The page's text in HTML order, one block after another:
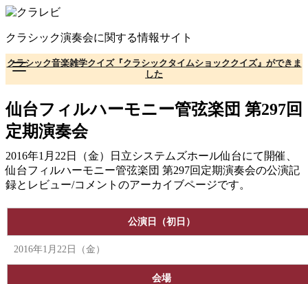
コ
テ
ン
ツ
へ
動
クラシック演奏会に関する情報サイト
クラシック音楽雑学クイズ『クラシックタイムショッククイズ』ができま
した
仙台フィルハーモニー管弦楽団 第297回
定期演奏会
2016年1月22日（金）日立システムズホール仙台にて開催、
仙台フィルハーモニー管弦楽団 第297回定期演奏会の公演記
録とレビュー/コメントのアーカイブページです。
公演日（初日）
2016年1月22日（金）
会場